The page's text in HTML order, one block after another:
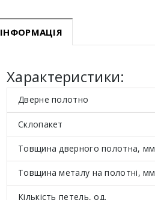
ІНФОРМАЦІЯ
Характеристики:
Дверне полотно
Склопакет
Товщина дверного полотна, мм
Товщина металу на полотні, мм
Кількість петель, од.